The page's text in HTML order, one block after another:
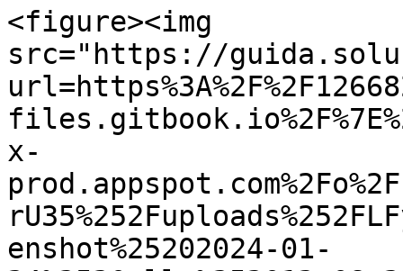
<figure><img
src="https://
x-
enshot%25202024-01-